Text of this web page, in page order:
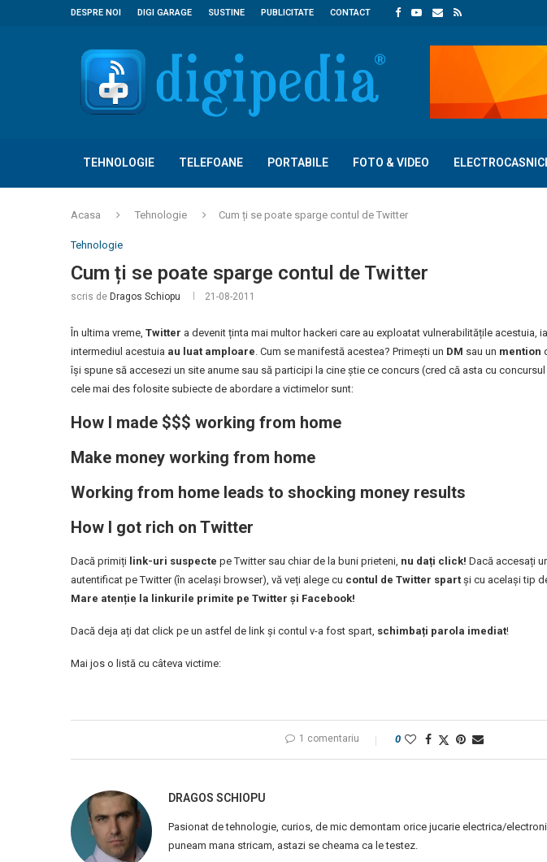
DESPRE NOI DIGI GARAGE SUSTINE PUBLICITATE CONTACT
TEHNOLOGIE TELEFOANE PORTABILE FOTO & VIDEO
Acasa Tehnologie Cum ți se poate sparge contul de Twitter
Tehnologie
Cum ți se poate sparge contul de Twitter
scris de Dragos Schiopu 21-08-2011
În ultima vreme, Twitter a devenit ținta mai multor hackeri care au exploatat vulnerabilitățile acestuia,
intermediul acestuia au luat amploare. Cum se manifestă acestea? Primești un DM sau un mention
își spune să accesezi un site anume sau să participi la cine știe ce concurs (cred că asta cu
cele mai des folosite subiecte de abordare a victimelor sunt:
How I made $$$ working from home
Make money working from home
Working from home leads to shocking money results
How I got rich on Twitter
Dacă primiți link-uri suspecte pe Twitter sau chiar de la buni prieteni, nu dați click! Dacă accesați
autentificat pe Twitter (în același browser), vă veți alege cu contul de Twitter spart și cu același tip
Mare atenție la linkurile primite pe Twitter și Facebook!
Dacă deja ați dat click pe un astfel de link și contul v-a fost spart, schimbați parola imediat!
Mai jos o listă cu câteva victime:
1 comentariu 0
DRAGOS SCHIOPU
Pasionat de tehnologie, curios, de mic demontam orice jucarie electrica/
puneam mana stricam, astazi se cheama ca le testez.